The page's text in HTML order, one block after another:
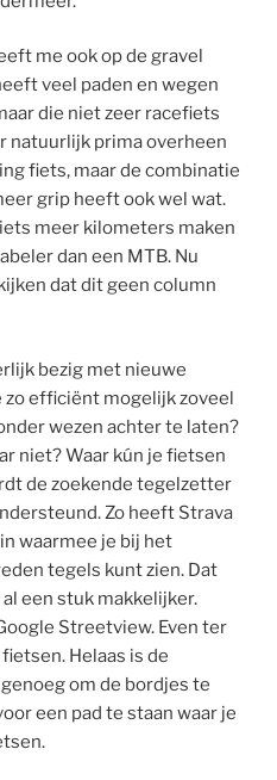
me ook op de gravel
veel paden en wegen
die niet zeer racefiets
natuurlijk prima overheen
fiets, maar de combinatie
grip heeft ook wel wat.
meer kilometers maken
dan een MTB. Nu
dat dit geen column
bezig met nieuwe
zo efficiënt mogelijk zoveel
wezen achter te laten?
niet? Waar kún je fietsen
de zoekende tegelzetter
Zo heeft Strava
waarmee je bij het
tegels kunt zien. Dat
een stuk makkelijker.
Streetview. Even ter
Helaas is de
om de bordjes te
een pad te staan waar je